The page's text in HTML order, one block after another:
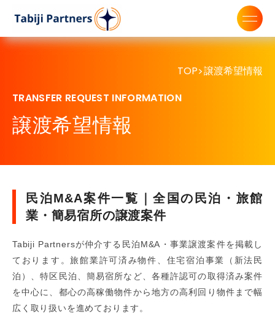
TOP>譲渡希望情報
TRANSFER REQUEST INFORMATION
譲渡希望情報
民泊M&A案件一覧｜全国の民泊・旅館
業・簡易宿所の譲渡案件
Tabiji Partnersが仲介する民泊M&A・事業譲渡案件を掲載し
ております。旅館業許可済み物件、住宅宿泊事業（新法民
泊）、特区民泊、簡易宿所など、各種許認可の取得済み案件
を中心に、都心の高稼働物件から地方の高利回り物件まで幅
広く取り扱いを進めております。